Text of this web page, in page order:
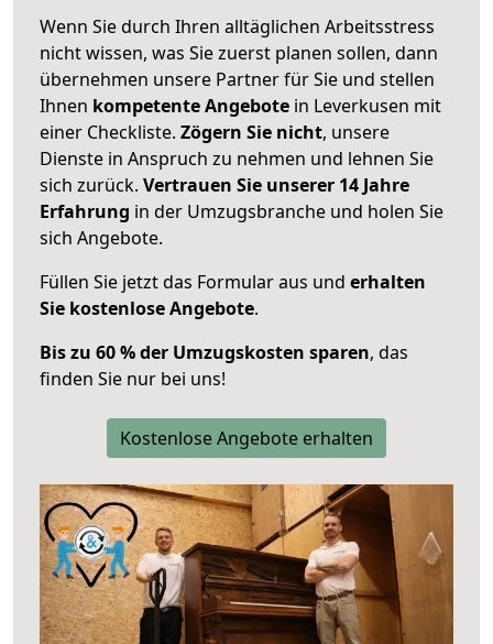
Wenn Sie durch Ihren alltäglichen Arbeitsstress
nicht wissen, was Sie zuerst planen sollen, dann
übernehmen unsere Partner für Sie und stellen
Ihnen kompetente Angebote in Leverkusen mit
einer Checkliste. Zögern Sie nicht, unsere
Dienste in Anspruch zu nehmen und lehnen Sie
sich zurück. Vertrauen Sie unserer 14 Jahre
Erfahrung in der Umzugsbranche und holen Sie
sich Angebote.
Füllen Sie jetzt das Formular aus und erhalten
Sie kostenlose Angebote.
Bis zu 60 % der Umzugskosten sparen, das
finden Sie nur bei uns!
Kostenlose Angebote erhalten